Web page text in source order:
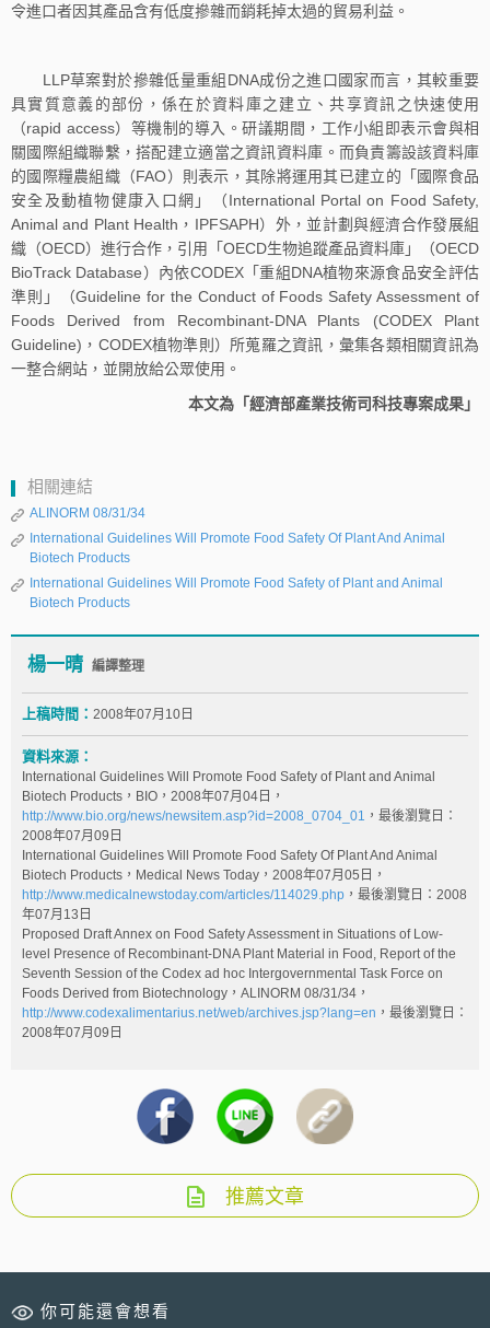
令進口者因其產品含有低度摻雜而銷耗掉太過的貿易利益。
LLP草案對於摻雜低量重組DNA成份之進口國家而言，其較重要
具實質意義的部份，係在於資料庫之建立、共享資訊之快速使用
（rapid access）等機制的導入。研議期間，工作小組即表示會與相
關國際組織聯繫，搭配建立適當之資訊資料庫。而負責籌設該資料庫
的國際糧農組織（FAO）則表示，其除將運用其已建立的「國際食品
安全及動植物健康入口網」（International Portal on Food Safety,
Animal and Plant Health，IPFSAPH）外，並計劃與經濟合作發展組
織（OECD）進行合作，引用「OECD生物追蹤產品資料庫」（OECD
BioTrack Database）內依CODEX「重組DNA植物來源食品安全評估
準則」（Guideline for the Conduct of Foods Safety Assessment of
Foods Derived from Recombinant-DNA Plants (CODEX Plant
Guideline)，CODEX植物準則）所蒐羅之資訊，彙集各類相關資訊為
一整合網站，並開放給公眾使用。
本文為「經濟部產業技術司科技專案成果」
相關連結
ALINORM 08/31/34
International Guidelines Will Promote Food Safety Of Plant And Animal
Biotech Products
International Guidelines Will Promote Food Safety of Plant and Animal
Biotech Products
楊一晴 編譯整理
上稿時間： 2008年07月10日
資料來源：
International Guidelines Will Promote Food Safety of Plant and Animal
Biotech Products，BIO，2008年07月04日，
http://www.bio.org/news/newsitem.asp?id=2008_0704_01 ，最後瀏覽日：
2008年07月09日
International Guidelines Will Promote Food Safety Of Plant And Animal
Biotech Products，Medical News Today，2008年07月05日，
http://www.medicalnewstoday.com/articles/114029.php ，最後瀏覽日：2008
年07月13日
Proposed Draft Annex on Food Safety Assessment in Situations of Low-
level Presence of Recombinant-DNA Plant Material in Food, Report of the
Seventh Session of the Codex ad hoc Intergovernmental Task Force on
Foods Derived from Biotechnology，ALINORM 08/31/34，
http://www.codexalimentarius.net/web/archives.jsp?lang=en ，最後瀏覽日：
2008年07月09日
推薦文章
你可能還會想看